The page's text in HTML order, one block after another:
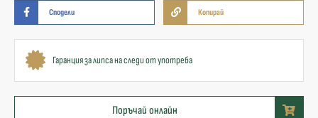
Сподели Копирай
Гаранция за липса на следи от употреба
Поръчай онлайн